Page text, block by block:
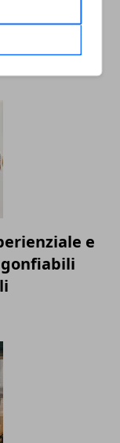
il mondo
perfetta
e
gonfiabili